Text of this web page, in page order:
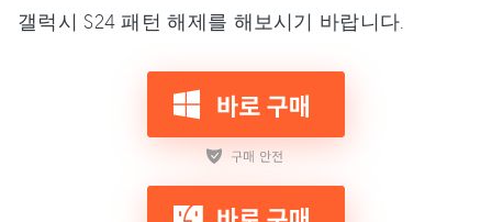
갤럭시 S24 패턴 해제를 해보시기 바랍니다.